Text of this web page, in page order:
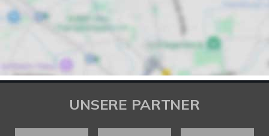
UNSERE PARTNER